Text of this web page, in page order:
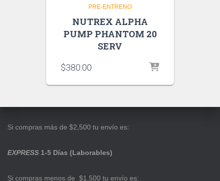
PRE-ENTRENO
NUTREX ALPHA
PUMP PHANTOM 20
SERV
$380.00
Si compras más de $2,500 tu envío es:
EXPRESS 1-5 Días (Laborables)
Si compras menos de $1,500 tu envío es: